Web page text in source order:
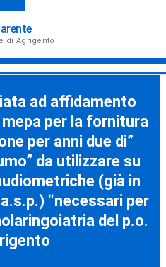
di Agrigento
ad affidamento
per la fornitura
per anni due di”
da utilizzare su
(già in
“necessari per
del p.o.